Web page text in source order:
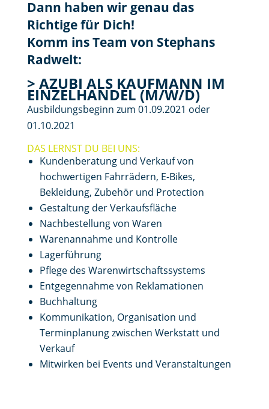
Dann haben wir genau das
Richtige für Dich!
Komm ins Team von Stephans
Radwelt:
> AZUBI ALS KAUFMANN IM
EINZELHANDEL (M/W/D)
Ausbildungsbeginn zum 01.09.2021 oder
01.10.2021
DAS LERNST DU BEI UNS:
Kundenberatung und Verkauf von
hochwertigen Fahrrädern, E-Bikes,
Bekleidung, Zubehör und Protection
Gestaltung der Verkaufsfläche
Nachbestellung von Waren
Warenannahme und Kontrolle
Lagerführung
Pflege des Warenwirtschaftssystems
Entgegennahme von Reklamationen
Buchhaltung
Kommunikation, Organisation und
Terminplanung zwischen Werkstatt und
Verkauf
Mitwirken bei Events und Veranstaltungen